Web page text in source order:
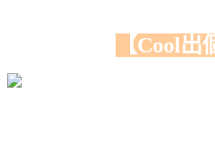
【Cool出